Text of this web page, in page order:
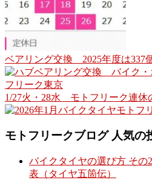
ベアリング交換 2025年度は337
1/27火・28水 モトフリーク連休
モトフリークブログ 人気の
バイクタイヤの選び方 そ
表（タイヤ五箇伝）